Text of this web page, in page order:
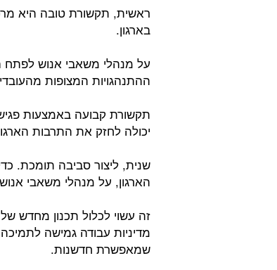
ראשית, תקשורת טובה היא
בארגון.
על מנהלי משאבי אנוש
ההתנהגויות המצופות
תקשורת קבועה באמצעות
יכולה לחזק את התרבות
שנית, ליצור סביבה תומכת.
הארגון, על מנהלי משאבי
זה עשוי לכלול תכנון מחדש
מדיניות עבודה גמישה לתמיכה
שמאפשרת חדשנות.